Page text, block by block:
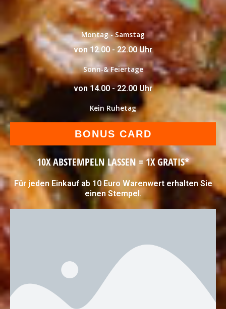
Montag - Samstag
von 12.00 - 22.00 Uhr
Sonn-& Feiertage
von 14.00 - 22.00 Uhr
Kein Ruhetag
BONUS CARD
10X ABSTEMPELN LASSEN = 1X GRATIS*
Für jeden Einkauf ab 10 Euro Warenwert erhalten Sie
einen Stempel.